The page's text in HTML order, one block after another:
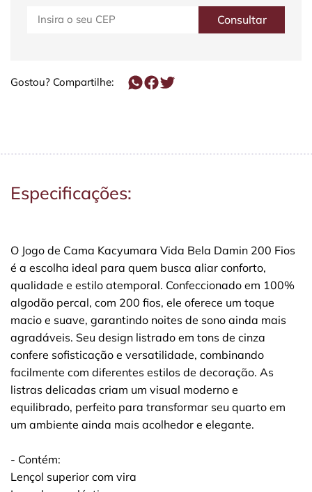
Gostou? Compartilhe:
Especificações:
O Jogo de Cama Kacyumara Vida Bela Damin 200 Fios
é a escolha ideal para quem busca aliar conforto,
qualidade e estilo atemporal. Confeccionado em 100%
algodão percal, com 200 fios, ele oferece um toque
macio e suave, garantindo noites de sono ainda mais
agradáveis. Seu design listrado em tons de cinza
confere sofisticação e versatilidade, combinando
facilmente com diferentes estilos de decoração. As
listras delicadas criam um visual moderno e
equilibrado, perfeito para transformar seu quarto em
um ambiente ainda mais acolhedor e elegante.
- Contém:
Lençol superior com vira